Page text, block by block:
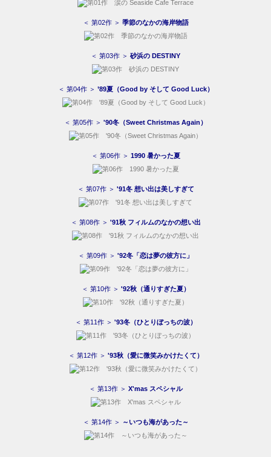
＜ 第02作 ＞ 季節のなかの海岸物語
＜ 第03作 ＞ 砂浜の DESTINY
＜ 第04作 ＞ ’89夏（Good by そして Good Luck）
＜ 第05作 ＞ '90冬（Sweet Christmas Again）
＜ 第06作 ＞ 1990 暑かった夏
＜ 第07作 ＞ '91冬 想い出は美しすぎて
＜ 第08作 ＞ '91秋 フィルムのなかの想い出
＜ 第09作 ＞ '92冬「恋は夢の彼方に」
＜ 第10作 ＞ '92秋（通りすぎた夏）
＜ 第11作 ＞ '93冬（ひとりぼっちの波）
＜ 第12作 ＞ '93秋（愛に微笑みかけたくて）
＜ 第13作 ＞ X'mas スペシャル
＜ 第14作 ＞ ～いつも海があった～